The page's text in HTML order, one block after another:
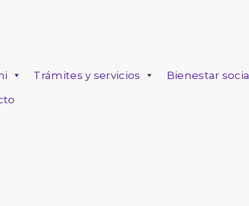
Trámites y servicios Bienestar social